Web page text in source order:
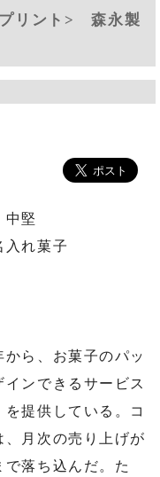
リント> 森永製
中堅
入れ菓子
ら、お菓子のパッ
ンできるサービス
を提供している。コ
、月次の売り上げが
で落ち込んだ。た